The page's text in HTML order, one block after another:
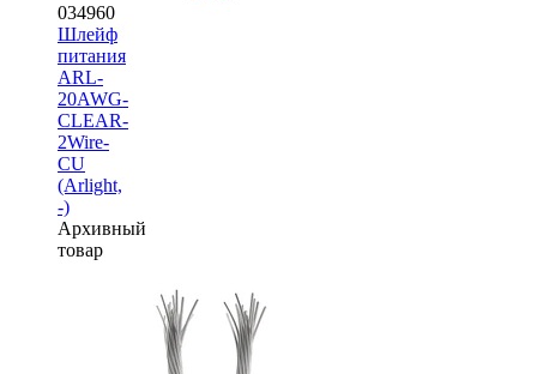
034960
Шлейф
питания
ARL-
20AWG-
CLEAR-
2Wire-
CU
(Arlight,
-)
Архивный
товар